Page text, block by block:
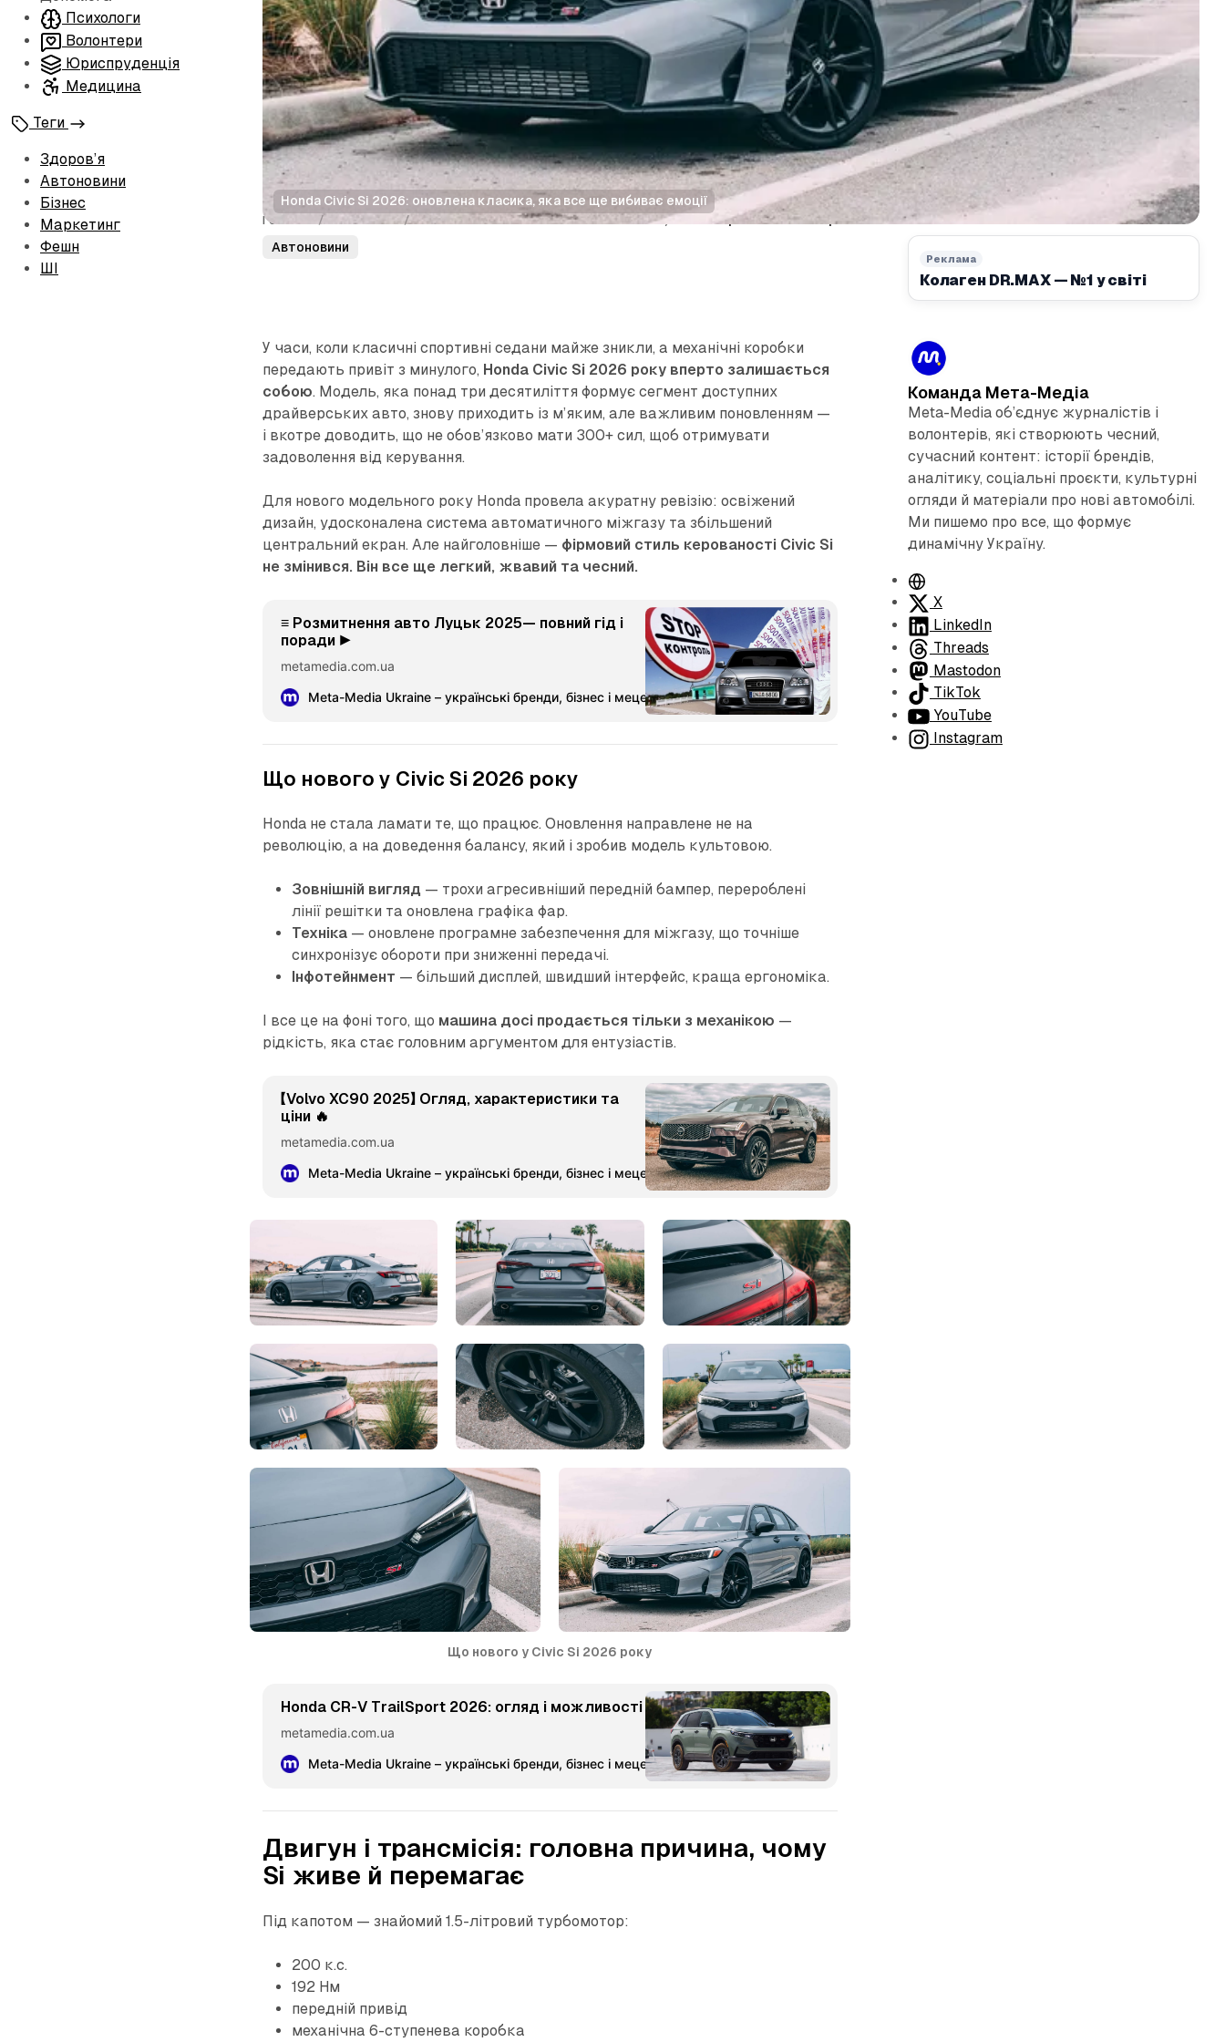
Психологи
Волонтери
Юриспруденція
Медицина
Теги
Здоров’я
Автоновини
Бізнес
Маркетинг
Фешн
ШІ
Honda Civic Si 2026: оновлена класика, яка все ще вибиває емоції
Головна / Автоновини / Honda Civic Si 2026: оновлена класика, яка все ще вибиває емоції
Реклама
Колаген DR.MAX — №1 у світі
Автоновини
У часи, коли класичні спортивні седани майже зникли, а механічні коробки
передають привіт з минулого, Honda Civic Si 2026 року вперто залишається
собою. Модель, яка понад три десятиліття формує сегмент доступних
драйверських авто, знову приходить із м’яким, але важливим поновленням —
і вкотре доводить, що не обов’язково мати 300+ сил, щоб отримувати
задоволення від керування.
Для нового модельного року Honda провела акуратну ревізію: освіжений
дизайн, удосконалена система автоматичного міжгазу та збільшений
центральний екран. Але найголовніше — фірмовий стиль керованості Civic Si
не змінився. Він все ще легкий, жвавий та чесний.
≡ Розмитнення авто Луцьк 2025— повний гід і
поради ▶️
metamedia.com.ua
Meta-Media Ukraine – українські бренди, бізнес і меценатство
Команда Мета-Медіа
Що нового у Civic Si 2026 року
Honda не стала ламати те, що працює. Оновлення направлене не на
революцію, а на доведення балансу, який і зробив модель культовою.
Зовнішній вигляд — трохи агресивніший передній бампер, перероблені
лінії решітки та оновлена графіка фар.
Техніка — оновлене програмне забезпечення для міжгазу, що точніше
синхронізує обороти при зниженні передачі.
Інфотейнмент — більший дисплей, швидший інтерфейс, краща ергономіка.
І все це на фоні того, що машина досі продається тільки з механікою —
рідкість, яка стає головним аргументом для ентузіастів.
【Volvo XC90 2025】 Огляд, характеристики та
ціни 🔥
metamedia.com.ua
Meta-Media Ukraine – українські бренди, бізнес і меценатство
Команда Мета-Медіа
Що нового у Civic Si 2026 року
Honda CR-V TrailSport 2026: огляд і можливості
metamedia.com.ua
Meta-Media Ukraine – українські бренди, бізнес і меценатство
Команда Мета-Медіа
Двигун і трансмісія: головна причина, чому
Si живе й перемагає
Під капотом — знайомий 1.5-літровий турбомотор:
200 к.с.
192 Нм
передній привід
механічна 6-ступенева коробка
Команда Мета-Медіа
Meta-Media об’єднує журналістів і
волонтерів, які створюють чесний,
сучасний контент: історії брендів,
аналітику, соціальні проєкти, культурні
огляди й матеріали про нові автомобілі.
Ми пишемо про все, що формує
динамічну Україну.
В
е
б
с
а
й
т
X
LinkedIn
Threads
Mastodon
TikTok
YouTube
Instagram